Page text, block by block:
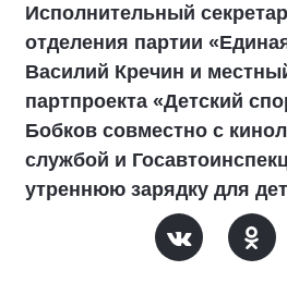
Исполнительный
отделения партии
Василий Кречин и
партпроекта «Детский
Бобков совместно с
службой и
утреннюю зарядку для